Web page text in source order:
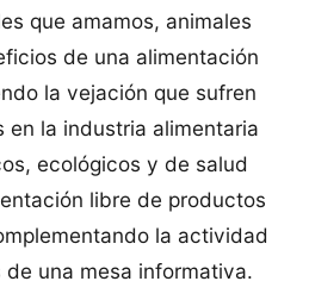
que amamos, animales
de una alimentación
la vejación que sufren
en la industria alimentaria
ecológicos y de salud
libre de productos
la actividad
una mesa informativa.